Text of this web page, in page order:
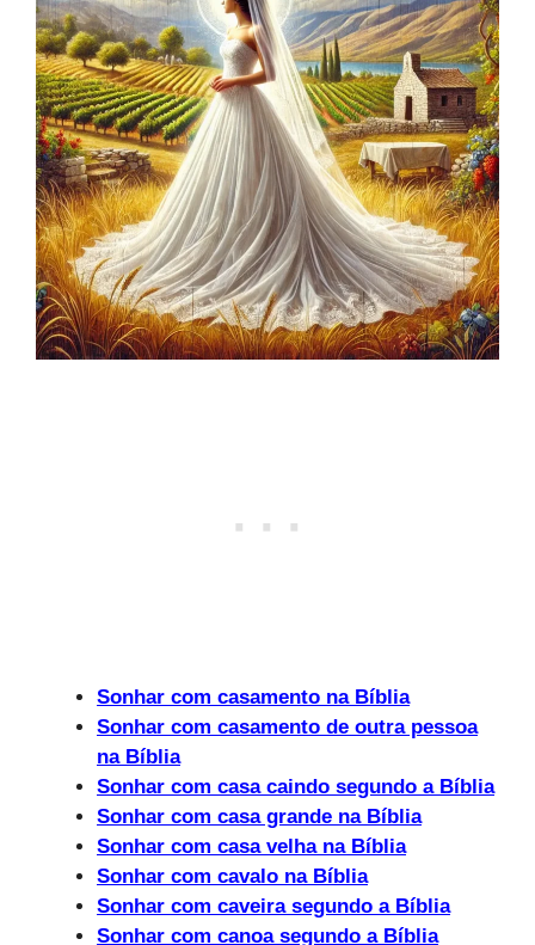
Sonhar com casamento na Bíblia
Sonhar com casamento de outra pessoa
na Bíblia
Sonhar com casa caindo segundo a Bíblia
Sonhar com casa grande na Bíblia
Sonhar com casa velha na Bíblia
Sonhar com cavalo na Bíblia
Sonhar com caveira segundo a Bíblia
Sonhar com canoa segundo a Bíblia